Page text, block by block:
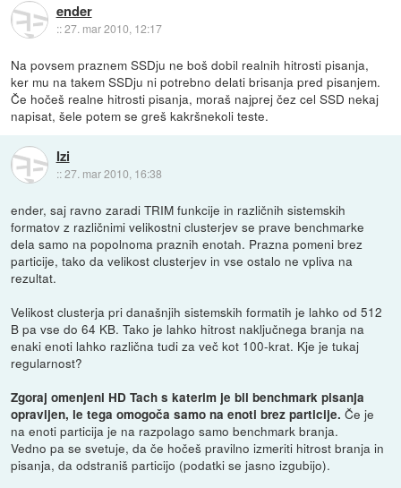
ender
::27. mar 2010, 12:17
Na povsem praznem SSDju ne boš dobil realnih hitrosti pisanja,
ker mu na takem SSDju ni potrebno delati brisanja pred pisanjem.
Če hočeš realne hitrosti pisanja, moraš najprej čez cel SSD nekaj
napisat, šele potem se greš kakršnekoli teste.
Izi
::27. mar 2010, 16:38
ender, saj ravno zaradi TRIM funkcije in različnih sistemskih
formatov z različnimi velikostni clusterjev se prave benchmarke
dela samo na popolnoma praznih enotah. Prazna pomeni brez
particije, tako da velikost clusterjev in vse ostalo ne vpliva na
rezultat.
Velikost clusterja pri današnjih sistemskih formatih je lahko od 512
B pa vse do 64 KB. Tako je lahko hitrost naključnega branja na
enaki enoti lahko različna tudi za več kot 100-krat. Kje je tukaj
regularnost?
Zgoraj omenjeni HD Tach s katerim je bil benchmark pisanja
opravljen, le tega omogoča samo na enoti brez particije. Če je
na enoti particija je na razpolago samo benchmark branja.
Vedno pa se svetuje, da če hočeš pravilno izmeriti hitrost branja in
pisanja, da odstraniš particijo (podatki se jasno izgubijo).